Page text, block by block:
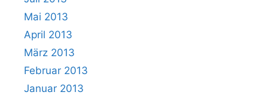
Mai 2013
April 2013
März 2013
Februar 2013
Januar 2013